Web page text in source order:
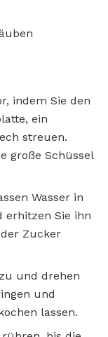
indem Sie den
ein
streuen.
große Schüssel
Wasser in
erhitzen Sie ihn
Zucker
und drehen
und
lassen.